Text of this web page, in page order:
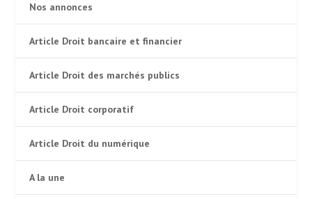
Nos annonces
Article Droit bancaire et financier
Article Droit des marchés publics
Article Droit corporatif
Article Droit du numérique
A la une